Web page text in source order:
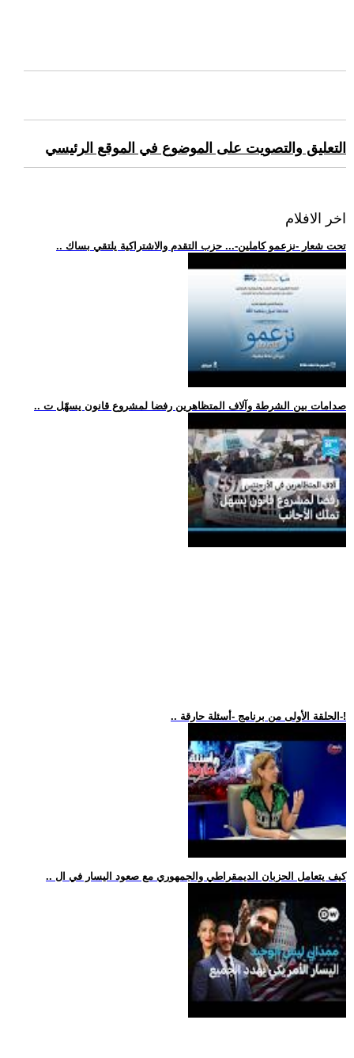
التعليق والتصويت على الموضوع في الموقع الرئيسي
اخر الافلام
.. تحت شعار -نزعمو كاملين-... حزب التقدم والاشتراكية يلتقي بساك
.. صدامات بين الشرطة وآلاف المتظاهرين رفضا لمشروع قانون يسهّل ت
.. الحلقة الأولى من برنامج -أسئلة حارقة-!
.. كيف يتعامل الحزبان الديمقراطي والجمهوري مع صعود اليسار في ال